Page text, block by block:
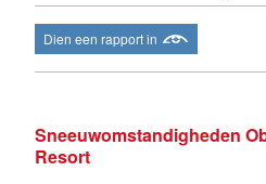
Dien een rapport in
Sneeuwomstandigheden
Resort